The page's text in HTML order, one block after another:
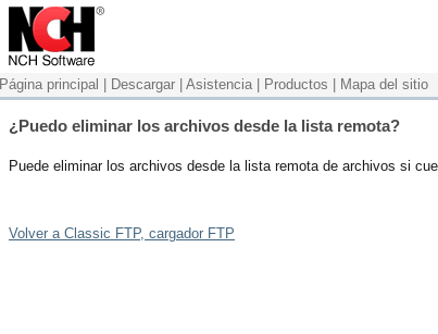
Página principal Descargar Asistencia Productos Mapa del sitio
¿Puedo eliminar los archivos desde la lista remota?
Puede eliminar los archivos desde la lista remota de archivos si
Volver a Classic FTP, cargador FTP